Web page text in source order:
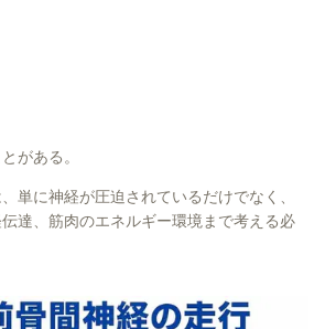
がある。
単に神経が圧迫されているだけでなく、
達、筋肉のエネルギー環境まで考える必